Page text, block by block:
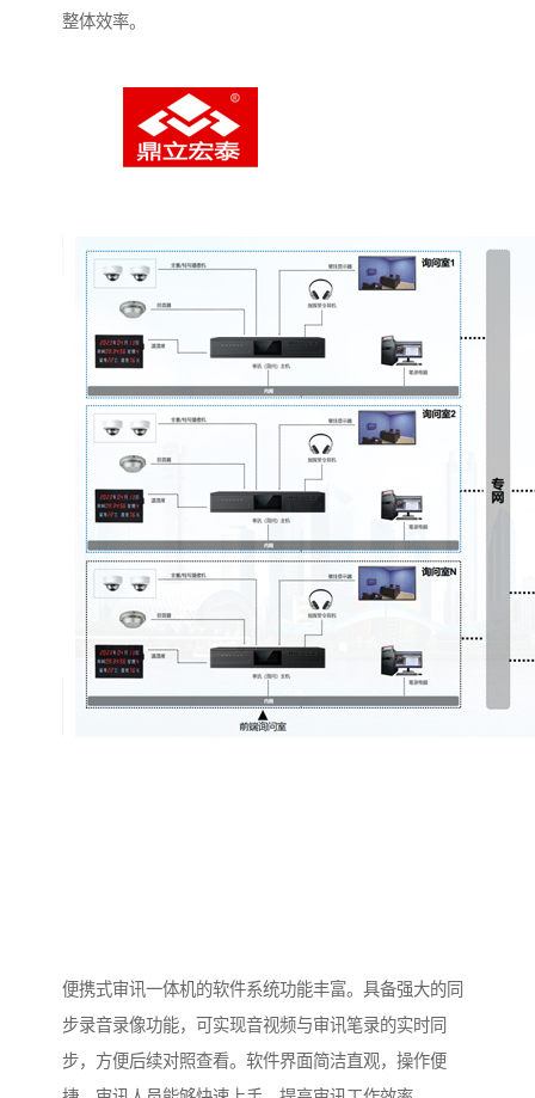
整体效率。​
便携式审讯一体机的软件系统功能丰富。具备强大的同
步录音录像功能，可实现音视频与审讯笔录的实时同
步，方便后续对照查看。软件界面简洁直观，操作便